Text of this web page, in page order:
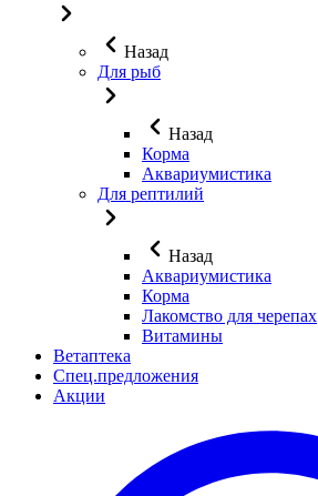
Назад
Для рыб
Назад
Корма
Аквариумистика
Для рептилий
Назад
Аквариумистика
Корма
Лакомство для черепах
Витамины
Ветаптека
Спец.предложения
Акции